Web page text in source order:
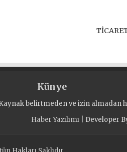
Künye
belirtmeden ve izin almadan
Haber Yazılımı| Developer